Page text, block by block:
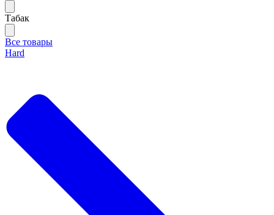
Тaбак
Все товары
Hard